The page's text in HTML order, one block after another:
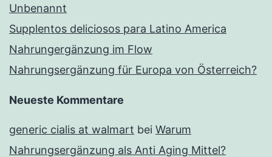
Unbenannt
Supplentos deliciosos para Latino America
Nahrungergänzung im Flow
Nahrungsergänzung für Europa von Österreich?
Neueste Kommentare
generic cialis at walmart bei Warum
Nahrungsergänzung als Anti Aging Mittel?